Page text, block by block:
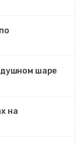
шаре
на